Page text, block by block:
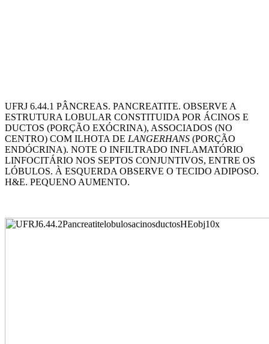
UFRJ 6.44.1 PÂNCREAS. PANCREATITE. OBSERVE A
ESTRUTURA LOBULAR CONSTITUIDA POR ÁCINOS E
DUCTOS (PORÇÃO EXÓCRINA), ASSOCIADOS (NO
CENTRO) COM ILHOTA DE LANGERHANS (PORÇÃO
ENDÓCRINA). NOTE O INFILTRADO INFLAMATÓRIO
LINFOCITÁRIO NOS SEPTOS CONJUNTIVOS, ENTRE OS
LÓBULOS. À ESQUERDA OBSERVE O TECIDO ADIPOSO.
H&E. PEQUENO AUMENTO.